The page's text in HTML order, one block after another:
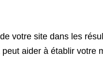
votre site dans les
aider à établir votre